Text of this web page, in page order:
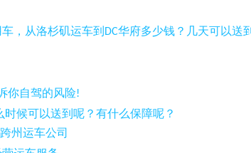
车 ，从洛杉矶运车到 DC华府多少钱？几天可以送到
你自驾的风险!
时候可以送到呢？有什么保障呢？
州运车公司